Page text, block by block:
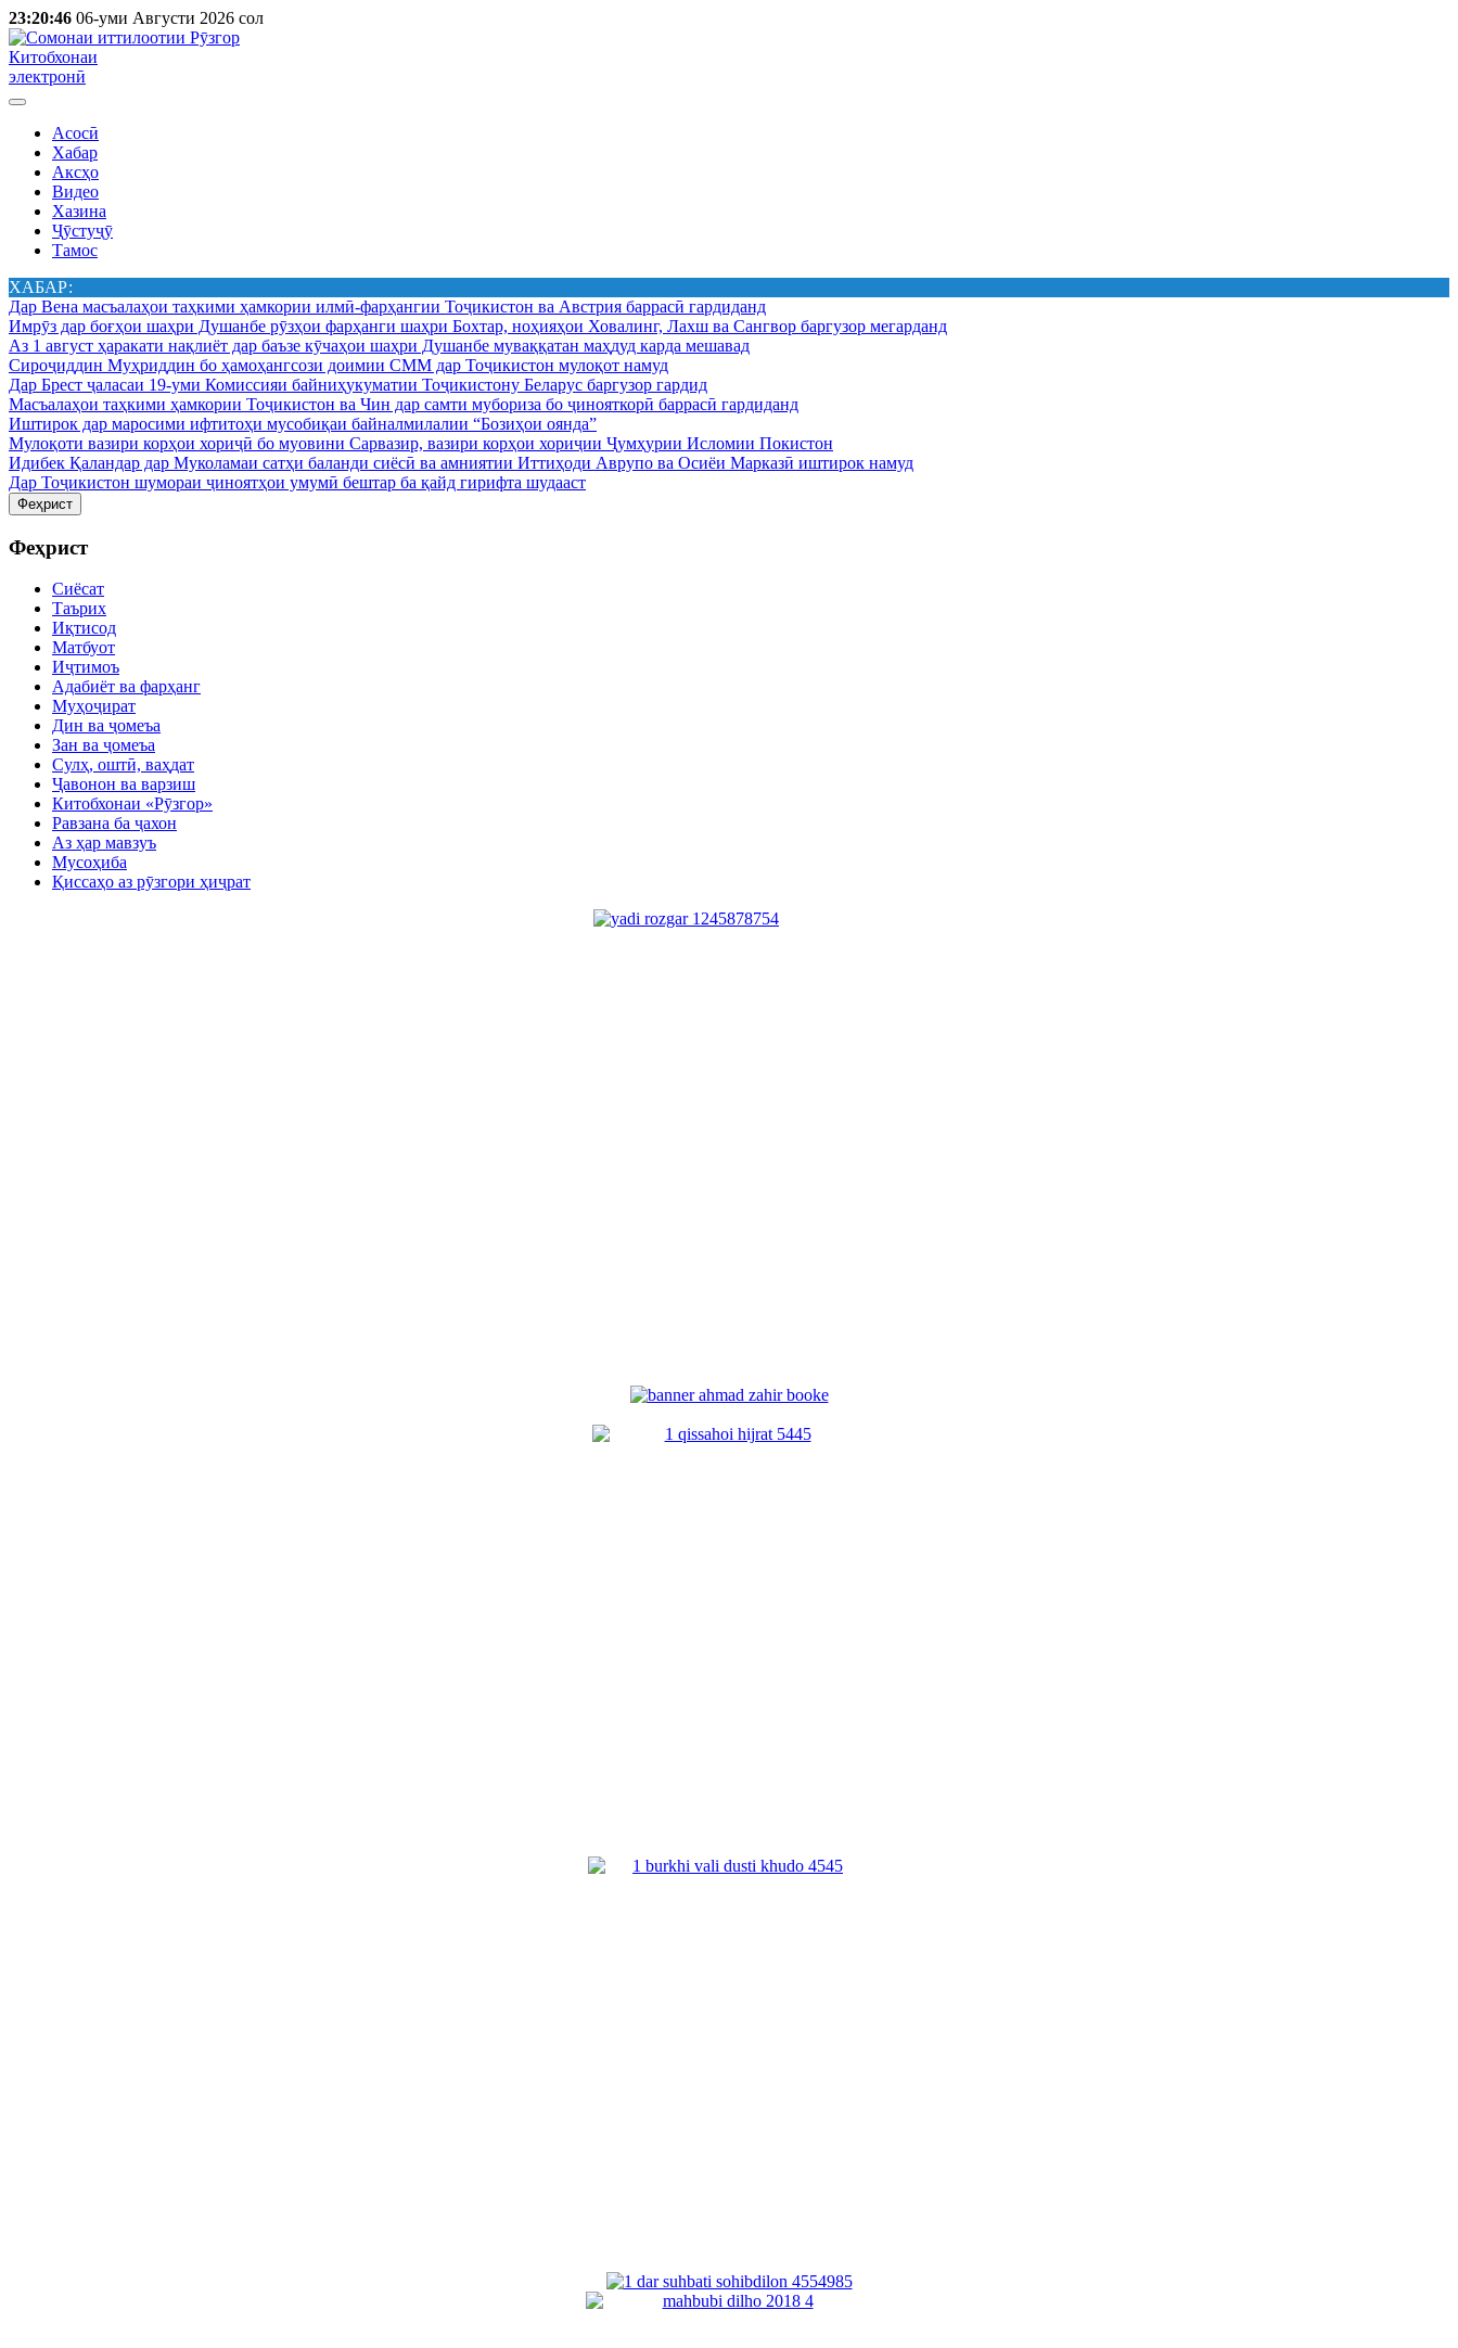
23:20:46 06-уми Августи 2026 сол
Китобхонаи
электронӣ
Асосӣ
Хабар
Аксҳо
Видео
Хазина
Ҷӯстуҷӯ
Тамос
ХАБАР:
Дар Вена масъалаҳои таҳкими ҳамкории илмӣ-фарҳангии Тоҷикистон ва Австрия баррасӣ гардиданд
Имрӯз дар боғҳои шаҳри Душанбе рӯзҳои фарҳанги шаҳри Бохтар, ноҳияҳои Ховалинг, Лахш ва Сангвор баргузор мегарданд
Аз 1 август ҳаракати нақлиёт дар баъзе кӯчаҳои шаҳри Душанбе муваққатан маҳдуд карда мешавад
Сироҷиддин Муҳриддин бо ҳамоҳангсози доимии СММ дар Тоҷикистон мулоқот намуд
Дар Брест ҷаласаи 19-уми Комиссияи байниҳукуматии Тоҷикистону Беларус баргузор гардид
Масъалаҳои таҳкими ҳамкории Тоҷикистон ва Чин дар самти мубориза бо ҷинояткорӣ баррасӣ гардиданд
Иштирок дар маросими ифтитоҳи мусобиқаи байналмилалии “Бозиҳои оянда”
Мулоқоти вазири корҳои хориҷӣ бо муовини Сарвазир, вазири корҳои хориҷии Ҷумҳурии Исломии Покистон
Идибек Қаландар дар Муколамаи сатҳи баланди сиёсӣ ва амниятии Иттиҳоди Аврупо ва Осиёи Марказӣ иштирок намуд
Дар Тоҷикистон шумораи ҷиноятҳои умумӣ бештар ба қайд гирифта шудааст
Феҳрист
Феҳрист
Сиёсат
Таърих
Иқтисод
Матбуот
Иҷтимоъ
Адабиёт ва фарҳанг
Муҳоҷират
Дин ва ҷомеъа
Зан ва ҷомеъа
Сулҳ, оштӣ, ваҳдат
Ҷавонон ва варзиш
Китобхонаи «Рӯзгор»
Равзана ба ҷахон
Аз ҳар мавзуъ
Мусоҳиба
Қиссаҳо аз рӯзгори ҳиҷрат